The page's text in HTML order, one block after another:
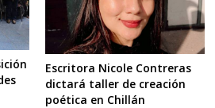
Escritora Nicole Contreras
dictará taller de creación
poética en Chillán